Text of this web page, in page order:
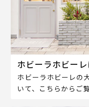
ホビーラホビー
ホビーラホビーレの
いて、こちらからご